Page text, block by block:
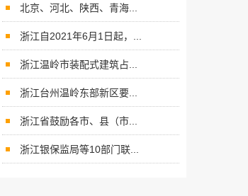
北京、河北、陕西、青海...
浙江自2021年6月1日起，...
浙江温岭市装配式建筑占...
浙江台州温岭东部新区要...
浙江省鼓励各市、县（市...
浙江银保监局等10部门联...